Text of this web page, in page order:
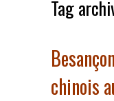
Tag
chinois